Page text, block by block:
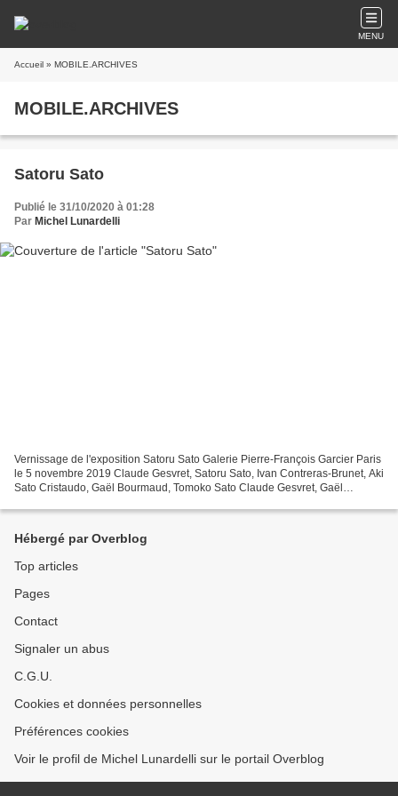
MENU
Accueil » MOBILE.ARCHIVES
MOBILE.ARCHIVES
Satoru Sato
Publié le 31/10/2020 à 01:28
Par Michel Lunardelli
Vernissage de l'exposition Satoru Sato Galerie Pierre-François Garcier Paris
le 5 novembre 2019 Claude Gesvret, Satoru Sato, Ivan Contreras-Brunet, Aki
Sato Cristaudo, Gaël Bourmaud, Tomoko Sato Claude Gesvret, Gaël
Hébergé par Overblog
Top articles
Pages
Contact
Signaler un abus
C.G.U.
Cookies et données personnelles
Préférences cookies
Voir le profil de Michel Lunardelli sur le portail Overblog